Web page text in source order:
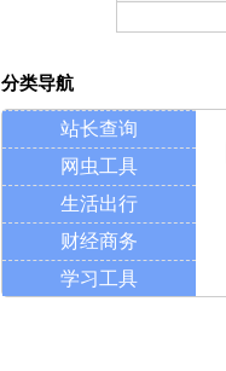
分类导航
站长查询
网虫工具
生活出行
财经商务
学习工具